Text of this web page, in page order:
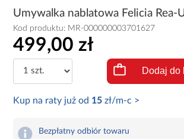
Umywalka nablatowa Felicia Rea-
Kod produktu: MR-000000003701627
499,00 zł
Dodaj do
Kup na raty już od 15 zł/m-c >
Bezpłatny odbiór towaru